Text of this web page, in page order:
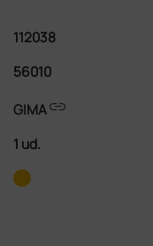
112038
56010
GIMAlink
1 ud.